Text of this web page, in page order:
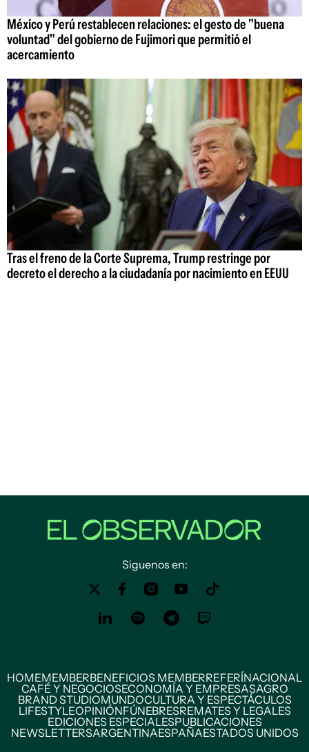
México y Perú restablecen relaciones: el gesto de "buena
voluntad" del gobierno de Fujimori que permitió el
acercamiento
Tras el freno de la Corte Suprema, Trump restringe por
decreto el derecho a la ciudadanía por nacimiento en EEUU
Siguenos en:
HOMEMEMBERBENEFICIOS MEMBERREFERÍNACIONAL
CAFÉ Y NEGOCIOSECONOMÍA Y EMPRESASAGRO
BRAND STUDIOMUNDOCULTURA Y ESPECTÁCULOS
LIFESTYLEOPINIÓNFÚNEBRESREMATES Y LEGALES
EDICIONES ESPECIALESPUBLICACIONES
NEWSLETTERSARGENTINAESPAÑAESTADOS UNIDOS